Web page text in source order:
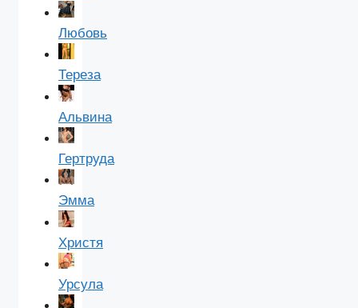
Любовь
Тереза
Альвина
Гертруда
Эмма
Христя
Урсула